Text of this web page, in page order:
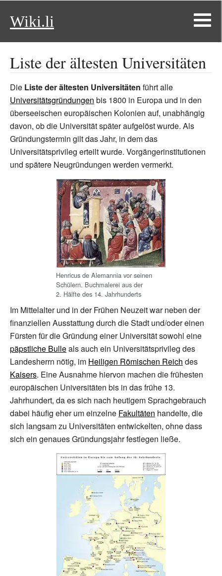
Wiki.li
Liste der ältesten Universitäten
Die Liste der ältesten Universitäten führt alle
Universitätsgründungen bis 1800 in Europa und in den
überseeischen europäischen Kolonien auf, unabhängig
davon, ob die Universität später aufgelöst wurde. Als
Gründungstermin gilt das Jahr, in dem das
Universitätsprivileg erteilt wurde. Vorgängerinstitutionen
und spätere Neugründungen werden vermerkt.
Henricus de Alemannia vor seinen
Schülern. Buchmalerei aus der
2. Hälfte des 14. Jahrhunderts
Im Mittelalter und in der Frühen Neuzeit war neben der
finanziellen Ausstattung durch die Stadt und/oder einen
Fürsten für die Gründung einer Universität sowohl eine
päpstliche Bulleals auch ein Universitätsprivileg des
Landesherrn nötig, im Heiligen Römischen Reich des
Kaisers. Eine Ausnahme hiervon machen die frühesten
europäischen Universitäten bis in das frühe 13.
Jahrhundert, da es sich nach heutigem Sprachgebrauch
dabei häufig eher um einzelne Fakultäten handelte, die
sich langsam zu Universitäten entwickelten, ohne dass
sich ein genaues Gründungsjahr festlegen ließe.